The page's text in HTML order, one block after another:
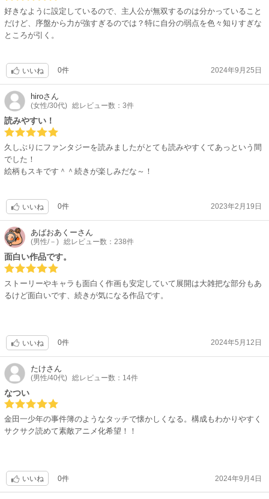
好きなように設定しているので、主人公が無双するのは分かっていること
だけど、序盤から力が強すぎるのでは？特に自分の弱点を色々知りすぎな
ところが引く。
いいね 0件 2024年9月25日
hiroさん
(女性/30代) 総レビュー数：3件
読みやすい！
久しぶりにファンタジーを読みましたがとても読みやすくてあっという間
でした！
絵柄もスキです＾＾続きが楽しみだな～！
いいね 0件 2023年2月19日
あばおあくーさん
(男性/－) 総レビュー数：238件
面白い作品です。
ストーリーやキャラも面白く作画も安定していて展開は大雑把な部分もあ
るけど面白いです、続きが気になる作品です。
いいね 0件 2024年5月12日
たけさん
(男性/40代) 総レビュー数：14件
なつい
金田一少年の事件簿のようなタッチで懐かしくなる。構成もわかりやすく
サクサク読めて素敵アニメ化希望！！
いいね 0件 2024年9月4日